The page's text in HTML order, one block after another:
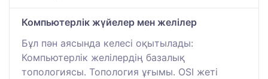
Компьютерлік жүйелер мен желілер
Бұл пән аясында келесі оқытылады:
Компьютерлік желілердің базалық
топологиясы. Топология ұғымы. OSI жеті